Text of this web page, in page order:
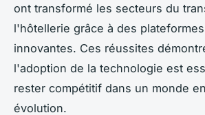
ont transformé les secteurs du
l'hôtellerie grâce à des
innovantes. Ces réussites
l'adoption de la technologie est
rester compétitif dans un monde
évolution.